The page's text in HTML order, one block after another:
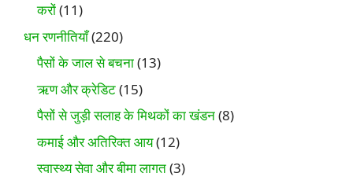
करों(11)
धन रणनीतियाँ(220)
पैसों के जाल से बचना(13)
ऋण और क्रेडिट(15)
पैसों से जुड़ी सलाह के मिथकों का खंडन(8)
कमाई और अतिरिक्त आय(12)
स्वास्थ्य सेवा और बीमा लागत(3)